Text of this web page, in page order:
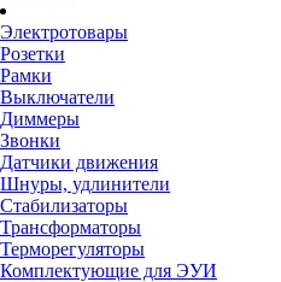
Электротовары
Розетки
Рамки
Выключатели
Диммеры
Звонки
Датчики движения
Шнуры, удлинители
Стабилизаторы
Трансформаторы
Терморегуляторы
Комплектующие для ЭУИ